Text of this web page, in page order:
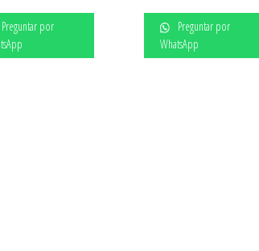
Preguntar por
Preguntar por
WhatsApp